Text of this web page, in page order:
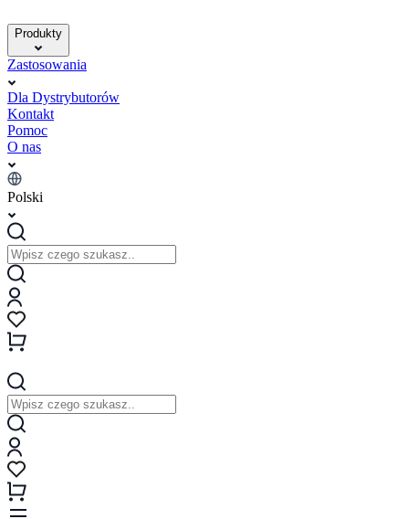
Produkty
Zastosowania
Dla Dystrybutorów
Kontakt
Pomoc
O nas
Polski